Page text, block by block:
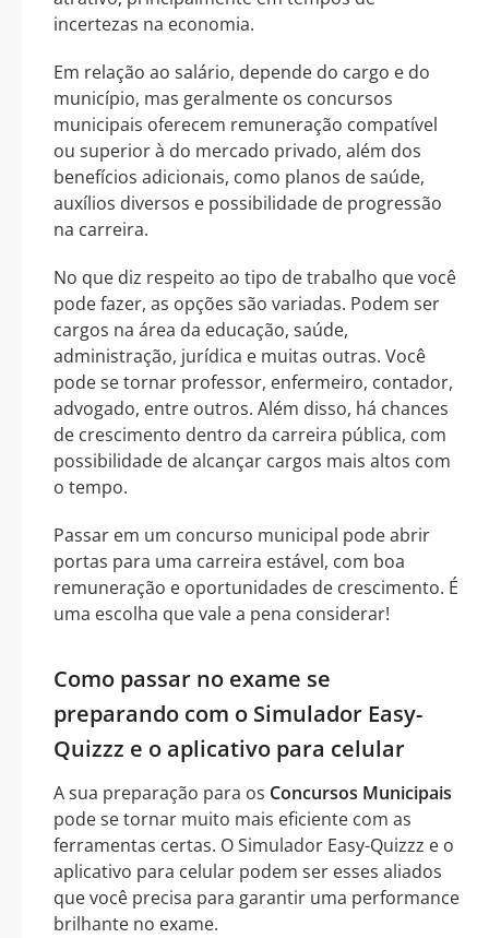
incertezas na economia.
Em relação ao salário, depende do cargo e do
município, mas geralmente os concursos
municipais oferecem remuneração compatível
ou superior à do mercado privado, além dos
benefícios adicionais, como planos de saúde,
auxílios diversos e possibilidade de progressão
na carreira.
No que diz respeito ao tipo de trabalho que você
pode fazer, as opções são variadas. Podem ser
cargos na área da educação, saúde,
administração, jurídica e muitas outras. Você
pode se tornar professor, enfermeiro, contador,
advogado, entre outros. Além disso, há chances
de crescimento dentro da carreira pública, com
possibilidade de alcançar cargos mais altos com
o tempo.
Passar em um concurso municipal pode abrir
portas para uma carreira estável, com boa
remuneração e oportunidades de crescimento. É
uma escolha que vale a pena considerar!
Como passar no exame se
preparando com o Simulador Easy-
Quizzz e o aplicativo para celular
A sua preparação para os Concursos Municipais
pode se tornar muito mais eficiente com as
ferramentas certas. O Simulador Easy-Quizzz e o
aplicativo para celular podem ser esses aliados
que você precisa para garantir uma performance
brilhante no exame.